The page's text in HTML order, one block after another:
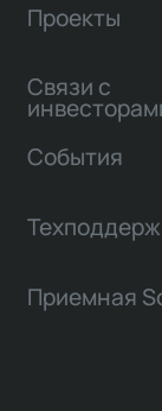
Проекты
Связи с
События
Приемная